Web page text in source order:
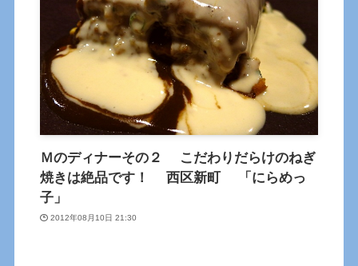
Ｍのディナーその２ こだわりだらけのねぎ
焼きは絶品です！ 西区新町 「にらめっ
子」
2012年08月10日 21:30